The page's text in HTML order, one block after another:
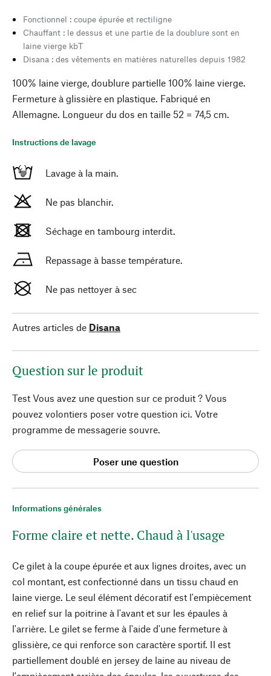
Informations générales
Forme claire et nette. Chaud à l'usage
Ce gilet à la coupe épurée et aux lignes droites, avec un
col montant, est confectionné dans un tissu chaud en
laine vierge. Le seul élément décoratif est l'empiècement
en relief sur la poitrine à l'avant et sur les épaules à
l'arrière. Le gilet se ferme à l'aide d'une fermeture à
glissière, ce qui renforce son caractère sportif. Il est
partiellement doublé en jersey de laine au niveau de
Fonctionnel : coupe épurée et rectiligne
Chauffant : le dessus et une partie de la doublure sont en
laine vierge kbT
Disana : des vêtements en matières naturelles depuis 1982
100% laine vierge, doublure partielle 100% laine vierge.
Fermeture à glissière en plastique. Fabriqué en
Allemagne. Longueur du dos en taille 52 = 74,5 cm.
Instructions de lavage
Lavage à la main.
Ne pas blanchir.
Séchage en tambourg interdit.
Repassage à basse température.
Ne pas nettoyer à sec
Autres articles de Disana
Question sur le produit
Test Vous avez une question sur ce produit ? Vous
pouvez volontiers poser votre question ici. Votre
programme de messagerie souvre.
Poser une question